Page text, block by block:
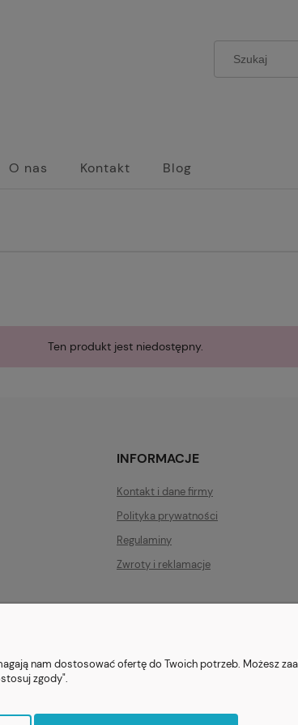
O nas Kontakt Blog
Ten produkt jest niedostępny.
INFORMACJE
Kontakt i dane firmy
Polityka prywatności
Regulaminy
Zwroty i reklamacje
nam dostosować ofertę do Twoich potrzeb. Możesz
zgody".